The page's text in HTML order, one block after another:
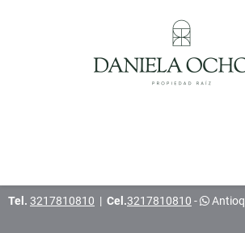
Tel. 3217810810 | Cel.3217810810 -